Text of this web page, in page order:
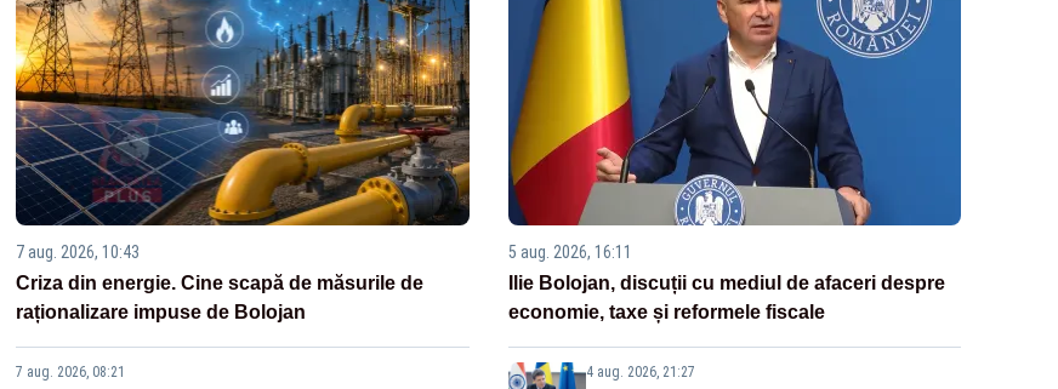
7 aug. 2026, 10:43
Criza din energie. Cine scapă de măsurile de
raționalizare impuse de Bolojan
7 aug. 2026, 08:21
5 aug. 2026, 16:11
Ilie Bolojan, discuții cu mediul de afaceri despre
economie, taxe și reformele fiscale
4 aug. 2026, 21:27